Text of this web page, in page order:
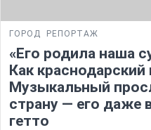
ГОРОД РЕПОРТАЖ
«Его родила наша
Как
Музыкальный
страну — его даже
гетто